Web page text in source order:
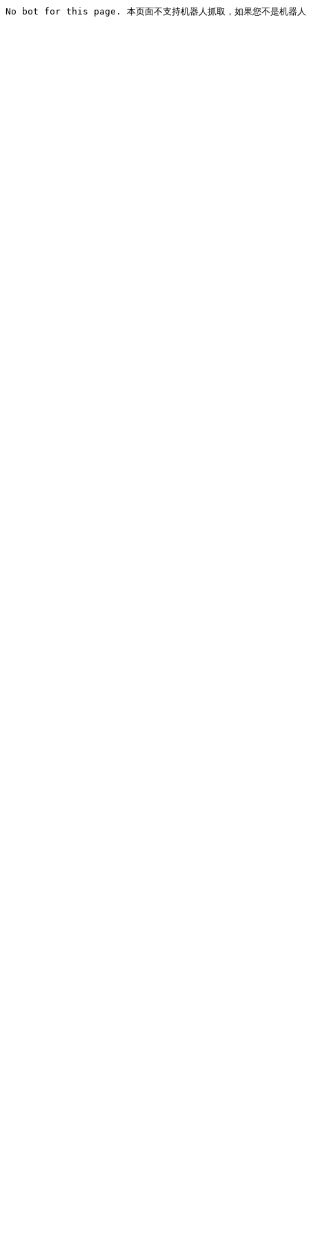
No bot for this page. 本页面不支持机器人抓取，如果您不是机器人，